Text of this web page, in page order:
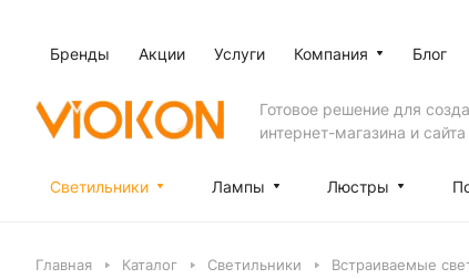
Бренды Акции Услуги Компания Блог
Готовое решение для
интернет-магазина и сайта
Светильники Лампы Люстры
Главная Каталог Светильники Встраиваемые